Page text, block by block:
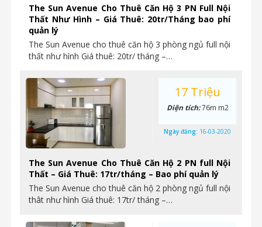
The Sun Avenue Cho Thuê Căn Hộ 3 PN Full Nội
Thất Như Hình – Giá Thuê: 20tr/Tháng bao phí
quản lý
The Sun Avenue cho thuê căn hộ 3 phòng ngủ full nội
thất như hình Giá thuê: 20tr/ tháng –…
The Sun Avenue Cho Thuê Căn Hộ 2 PN full Nội
Thất – Giá Thuê: 17tr/tháng – Bao phí quản lý
The Sun Avenue cho thuê căn hộ 2 phòng ngủ full nội
thât như hình Giá thuê: 17tr/ tháng –…
17 Triệu
Diện tích:76m m2
Ngày đăng: 16-03-2020